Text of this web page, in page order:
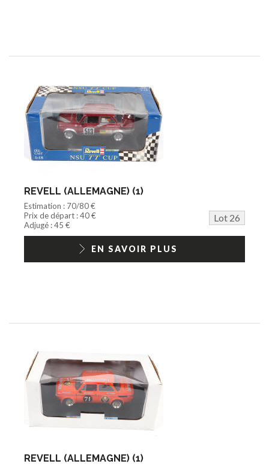
REVELL (ALLEMAGNE) (1)
Estimation : 70/80 €
Prix de départ : 40 €
Lot 26
Adjugé : 45 €
EN SAVOIR PLUS
REVELL (ALLEMAGNE) (1)